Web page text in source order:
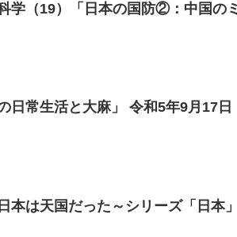
学（19）「日本の国防②：中国の
日常生活と大麻」 令和5年9月17日
本は天国だった～シリーズ「日本